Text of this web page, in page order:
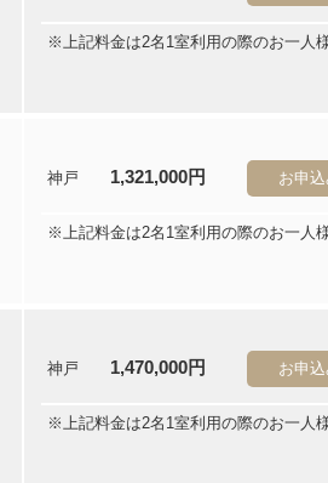
※上記料金は2名1室利用の際のお一人
神戸 1,321,000円 お申込
※上記料金は2名1室利用の際のお一人
神戸 1,470,000円 お申込
※上記料金は2名1室利用の際のお一人